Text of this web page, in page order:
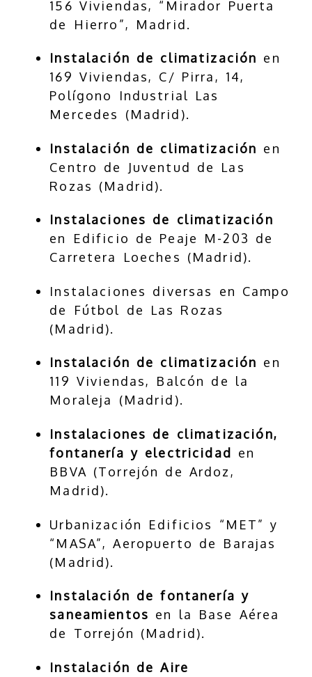
156 Viviendas, “Mirador Puerta
de Hierro”, Madrid.
Instalación de climatización en
169 Viviendas, C/ Pirra, 14,
Polígono Industrial Las
Mercedes (Madrid).
Instalación de climatización en
Centro de Juventud de Las
Rozas (Madrid).
Instalaciones de climatización
en Edificio de Peaje M-203 de
Carretera Loeches (Madrid).
Instalaciones diversas en Campo
de Fútbol de Las Rozas
(Madrid).
Instalación de climatización en
119 Viviendas, Balcón de la
Moraleja (Madrid).
Instalaciones de climatización,
fontanería y electricidad en
BBVA (Torrejón de Ardoz,
Madrid).
Urbanización Edificios “MET” y
“MASA”, Aeropuerto de Barajas
(Madrid).
Instalación de fontanería y
saneamientos en la Base Aérea
de Torrejón (Madrid).
Instalación de Aire